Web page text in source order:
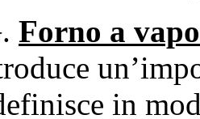
. Forno a
in